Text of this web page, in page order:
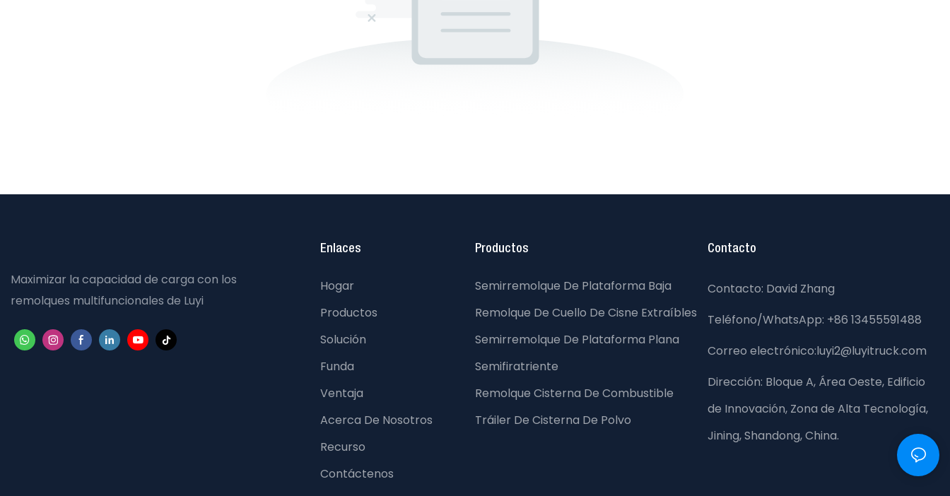
Maximizar la capacidad de carga con los
remolques multifuncionales de Luyi
Enlaces
Hogar
Productos
Solución
Funda
Ventaja
Acerca De Nosotros
Recurso
Contáctenos
Productos
Semirremolque De Plataforma Baja
Remolque De Cuello De Cisne Extraíbles
Semirremolque De Plataforma Plana
Semifiratriente
Remolque Cisterna De Combustible
Tráiler De Cisterna De Polvo
Contacto
Contacto: David Zhang
Teléfono/WhatsApp: +86 13455591488
Correo electrónico:luyi2@luyitruck.com
Dirección: Bloque A, Área Oeste, Edificio
de Innovación, Zona de Alta Tecnología,
Jining, Shandong, China.